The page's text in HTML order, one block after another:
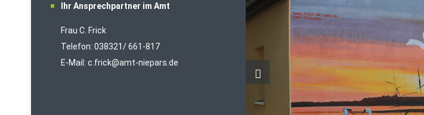
Ihr Ansprechpartner im Amt
Frau C. Frick
Telefon: 038321/ 661-817
E-Mail: c.frick@amt-niepars.de